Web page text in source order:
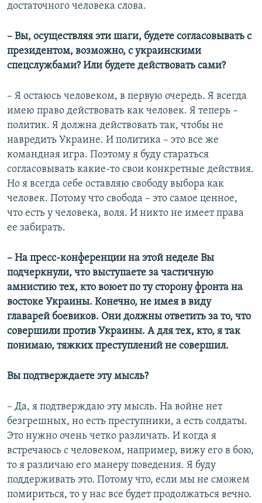
достаточного человека слова.
– Вы, осуществляя эти шаги, будете согласовывать с
президентом, возможно, с украинскими
спецслужбами? Или будете действовать сами?
– Я остаюсь человеком, в первую очередь. Я всегда
имею право действовать как человек. Я теперь –
политик. Я должна действовать так, чтобы не
навредить Украине. И политика – это все же
командная игра. Поэтому я буду стараться
согласовывать какие-то свои конкретные действия.
Но я всегда себе оставляю свободу выбора как
человек. Потому что свобода – это самое ценное,
что есть у человека, воля. И никто не имеет права
ее забирать.
– На пресс-конференции на этой неделе Вы
подчеркнули, что выступаете за частичную
амнистию тех, кто воюет по ту сторону фронта на
востоке Украины. Конечно, не имея в виду
главарей боевиков. Они должны ответить за то, что
совершили против Украины. А для тех, кто, я так
понимаю, тяжких преступлений не совершил.
Вы подтверждаете эту мысль?
– Да, я подтверждаю эту мысль. На войне нет
безгрешных, но есть преступники, а есть солдаты.
Это нужно очень четко различать. И когда я
встречаюсь с человеком, например, вижу его в бою,
то я различаю его манеру поведения. Я буду
поддерживать это. Потому что, если мы не сможем
помириться, то у нас все будет продолжаться вечно.